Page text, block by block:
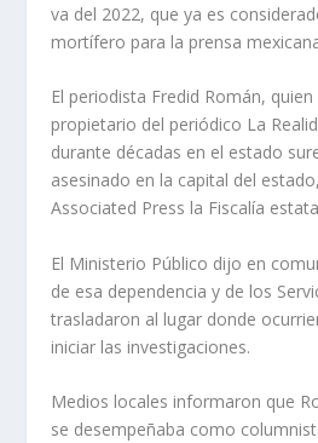
va del 2022, que ya es
mortífero para la prensa
El periodista Fredid Román,
propietario del periódico La
durante décadas en el estado
asesinado en la capital del
Associated Press la Fiscalía
El Ministerio Público dijo en
de esa dependencia y de los
trasladaron al lugar donde
iniciar las investigaciones.
Medios locales informaron que
se desempeñaba como